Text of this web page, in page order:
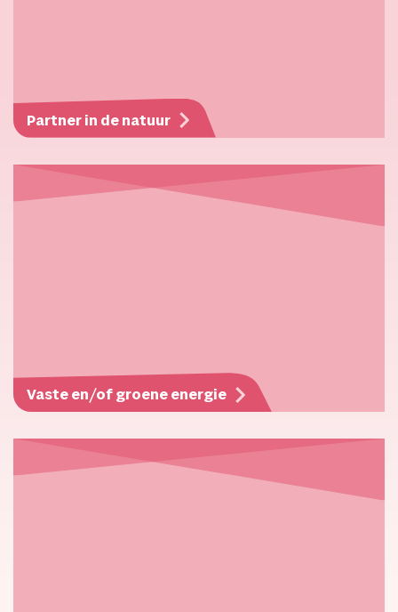
Partner in de natuur
Vaste en/of groene energie